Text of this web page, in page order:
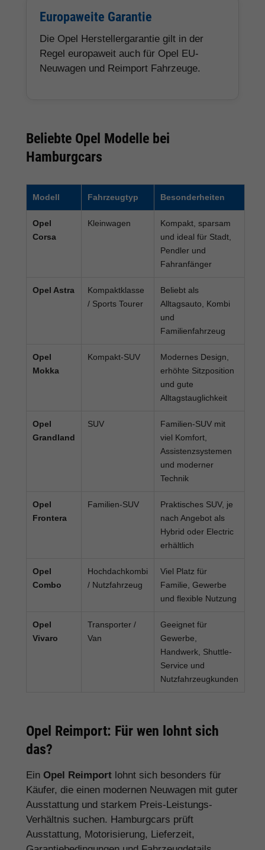
Europaweite Garantie
Die Opel Herstellergarantie gilt in der
Regel europaweit auch für Opel EU-
Neuwagen und Reimport Fahrzeuge.
Beliebte Opel Modelle bei
Hamburgcars
Modell Fahrzeugtyp Besonderheiten
Opel
Corsa
Kleinwagen
Kompakt, sparsam
und ideal für Stadt,
Pendler und
Fahranfänger
Opel Astra
Kompaktklasse
/ Sports Tourer
Beliebt als
Alltagsauto, Kombi
und
Familienfahrzeug
Opel
Mokka
Kompakt-SUV
Modernes Design,
erhöhte Sitzposition
und gute
Alltagstauglichkeit
Opel
Grandland
SUV
Familien-SUV mit
viel Komfort,
Assistenzsystemen
und moderner
Technik
Opel
Frontera
Familien-SUV
Praktisches SUV, je
nach Angebot als
Hybrid oder Electric
erhältlich
Opel
Combo
Hochdachkombi
/ Nutzfahrzeug
Viel Platz für
Familie, Gewerbe
und flexible Nutzung
Opel
Vivaro
Transporter /
Van
Geeignet für
Gewerbe,
Handwerk, Shuttle-
Service und
Nutzfahrzeugkunden
Opel Reimport: Für wen lohnt sich
das?
Ein Opel Reimport lohnt sich besonders für
Käufer, die einen modernen Neuwagen mit guter
Ausstattung und starkem Preis-Leistungs-
Verhältnis suchen. Hamburgcars prüft
Ausstattung, Motorisierung, Lieferzeit,